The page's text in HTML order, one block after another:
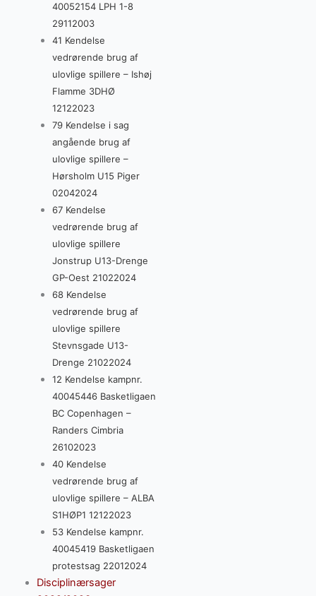
40052154 LPH 1-8
29112003
41 Kendelse
vedrørende brug af
ulovlige spillere – Ishøj
Flamme 3DHØ
12122023
79 Kendelse i sag
angående brug af
ulovlige spillere –
Hørsholm U15 Piger
02042024
67 Kendelse
vedrørende brug af
ulovlige spillere
Jonstrup U13-Drenge
GP-Oest 21022024
68 Kendelse
vedrørende brug af
ulovlige spillere
Stevnsgade U13-
Drenge 21022024
12 Kendelse kampnr.
40045446 Basketligaen
BC Copenhagen –
Randers Cimbria
26102023
40 Kendelse
vedrørende brug af
ulovlige spillere – ALBA
S1HØP1 12122023
53 Kendelse kampnr.
40045419 Basketligaen
protestsag 22012024
Disciplinærsager